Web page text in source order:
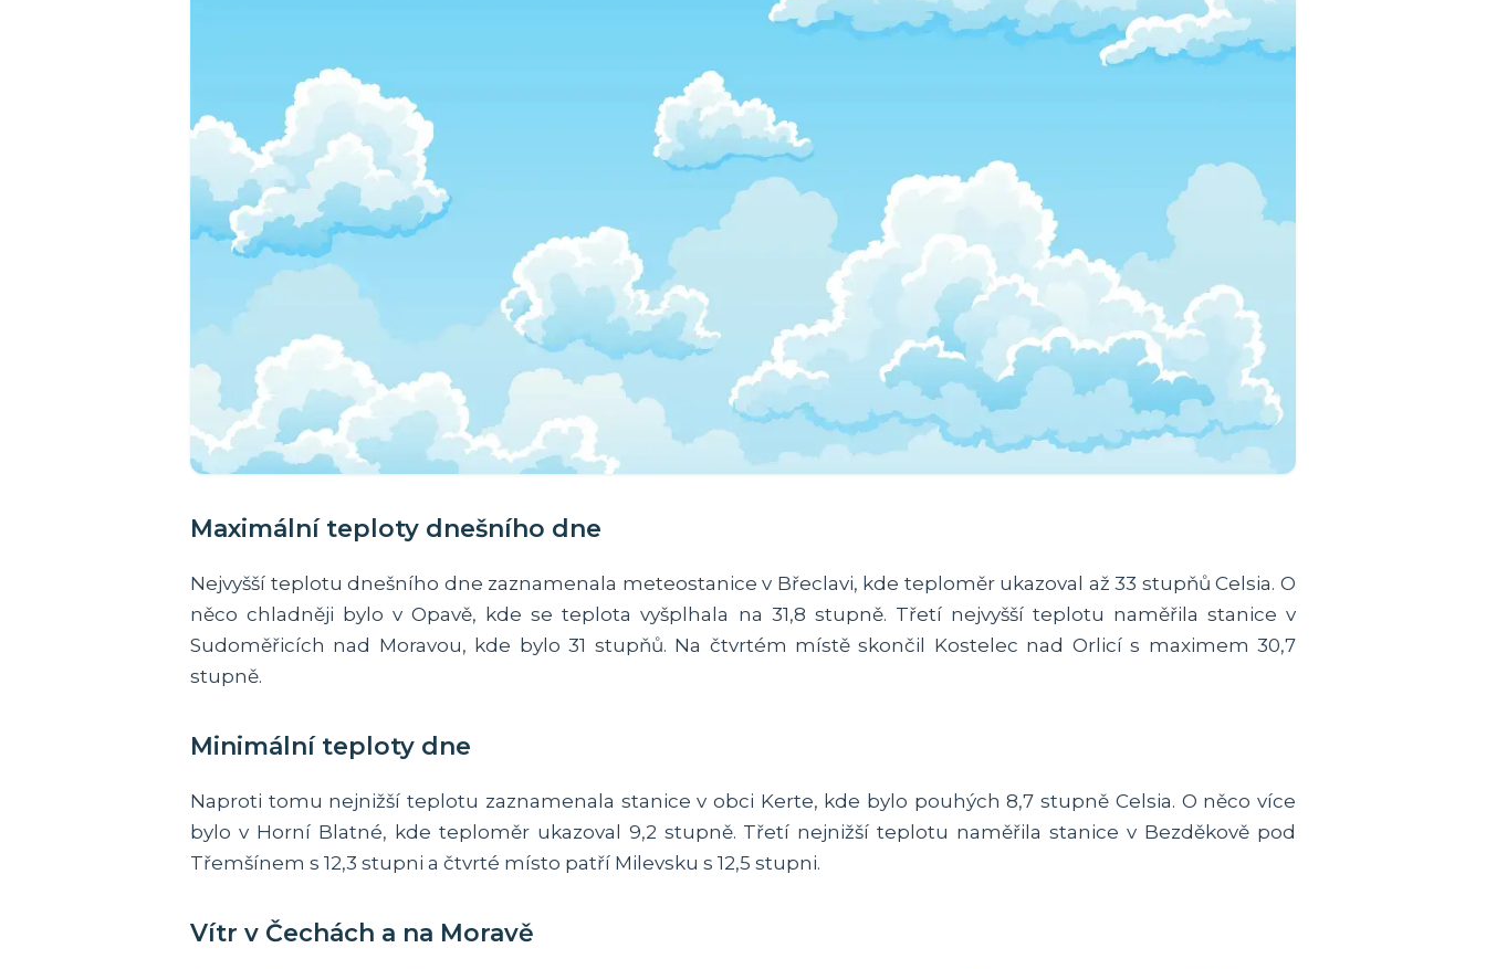
Maximální teploty dnešního dne
Nejvyšší teplotu dnešního dne zaznamenala meteostanice v Břeclavi, kde teploměr ukazoval až 33 stupňů Celsia. O
něco chladněji bylo v Opavě, kde se teplota vyšplhala na 31,8 stupně. Třetí nejvyšší teplotu naměřila stanice v
Sudoměřicích nad Moravou, kde bylo 31 stupňů. Na čtvrtém místě skončil Kostelec nad Orlicí s maximem 30,7
stupně.
Minimální teploty dne
Naproti tomu nejnižší teplotu zaznamenala stanice v obci Kerte, kde bylo pouhých 8,7 stupně Celsia. O něco více
bylo v Horní Blatné, kde teploměr ukazoval 9,2 stupně. Třetí nejnižší teplotu naměřila stanice v Bezděkově pod
Třemšínem s 12,3 stupni a čtvrté místo patří Milevsku s 12,5 stupni.
Vítr v Čechách a na Moravě